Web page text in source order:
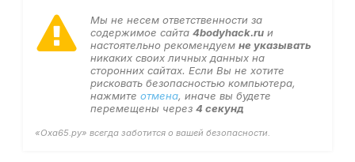
Мы не несем ответственности за
содержимое сайта 4bodyhack.ruи
настоятельно рекомендуем не указывать
никаких своих личных данных на
сторонних сайтах. Если Вы не хотите
рисковать безопасностью компьютера,
нажмите отмена, иначе вы будете
перемещены через 4 секунд
«Оха65.ру» всегда заботится о вашей безопасности.